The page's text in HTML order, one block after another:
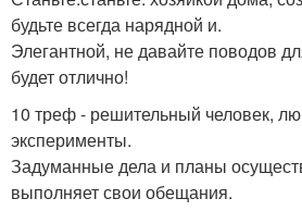
будьте всегда нарядной и.
Элегантной, не давайте поводов
будет отлично!
10 треф - решительный человек,
эксперименты.
Задуманные дела и планы
выполняет свои обещания.